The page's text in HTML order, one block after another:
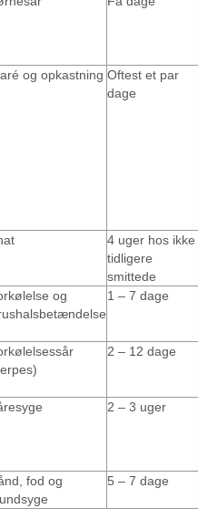
og opkastning Oftest et par
dage
4 uger hos ikke
tidligere
smittede
og
1 – 7 dage
2 – 12 dage
2 – 3 uger
fod og
5 – 7 dage